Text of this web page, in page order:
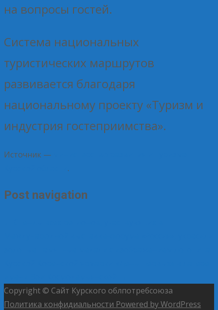
на вопросы гостей.
Система национальных
туристических маршрутов
развивается благодаря
национальному проекту «Туризм и
индустрия гостеприимства».
Источник —
.
Post navigation
Copyright © Сайт Курского облпотребсоюза
Политика конфидиальности Powered by WordPress